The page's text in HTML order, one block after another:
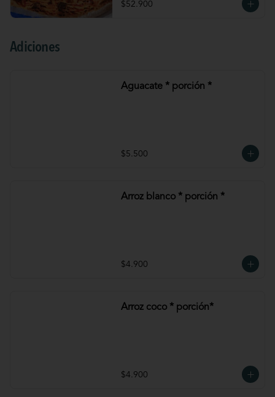
$52.900
Adiciones
Aguacate * porción *
$5.500
Arroz blanco * porción *
$4.900
Arroz coco * porción*
$4.900